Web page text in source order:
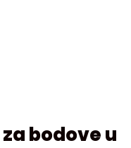
bodove u